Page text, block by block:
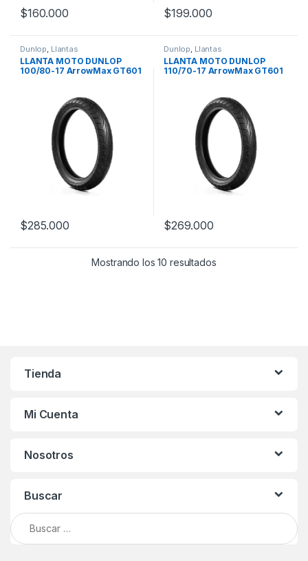
$160.000 $199.000
Dunlop Llantas
LLANTA MOTO DUNLOP
100/80-17 ArrowMax GT601
$285.000
Dunlop Llantas
LLANTA MOTO DUNLOP
110/70-17 ArrowMax GT601
$269.000
Mostrando los 10 resultados
Tienda
Mi Cuenta
Nosotros
Buscar
Buscar: